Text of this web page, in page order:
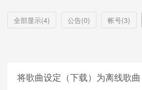
全部显示(4) 公告(0) 帐号(3)
将歌曲设定（下载）为离线歌曲